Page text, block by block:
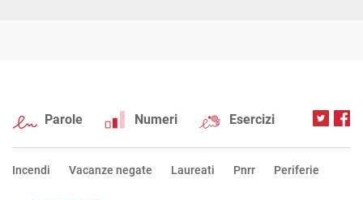
Parole Numeri Esercizi
Incendi Vacanze negate Laureati Pnrr Periferie